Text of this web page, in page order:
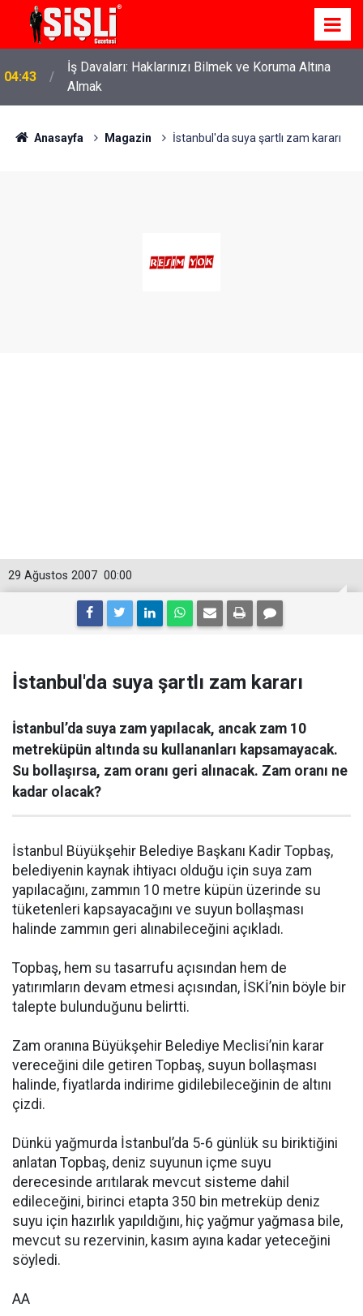
04:43
İş Davaları: Haklarınızı Bilmek ve Koruma Altına
Almak
Anasayfa Magazin İstanbul'da suya şartlı zam kararı
00:00
29 Ağustos 2007
İstanbul'da suya şartlı zam kararı
İstanbul’da suya zam yapılacak, ancak zam 10
metreküpün altında su kullananları kapsamayacak.
Su bollaşırsa, zam oranı geri alınacak. Zam oranı ne
kadar olacak?
İstanbul Büyükşehir Belediye Başkanı Kadir Topbaş,
belediyenin kaynak ihtiyacı olduğu için suya zam
yapılacağını, zammın 10 metre küpün üzerinde su
tüketenleri kapsayacağını ve suyun bollaşması
halinde zammın geri alınabileceğini açıkladı.
Topbaş, hem su tasarrufu açısından hem de
yatırımların devam etmesi açısından, İSKİ’nin böyle bir
talepte bulunduğunu belirtti.
Zam oranına Büyükşehir Belediye Meclisi’nin karar
vereceğini dile getiren Topbaş, suyun bollaşması
halinde, fiyatlarda indirime gidilebileceğinin de altını
çizdi.
Dünkü yağmurda İstanbul’da 5-6 günlük su biriktiğini
anlatan Topbaş, deniz suyunun içme suyu
derecesinde arıtılarak mevcut sisteme dahil
edileceğini, birinci etapta 350 bin metreküp deniz
suyu için hazırlık yapıldığını, hiç yağmur yağmasa bile,
mevcut su rezervinin, kasım ayına kadar yeteceğini
söyledi.
AA